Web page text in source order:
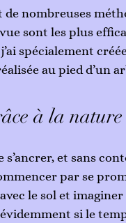
nombreuses
sont les plus
spécialement
au pied d’un
à la nature
et sans
par se
le sol et
si le